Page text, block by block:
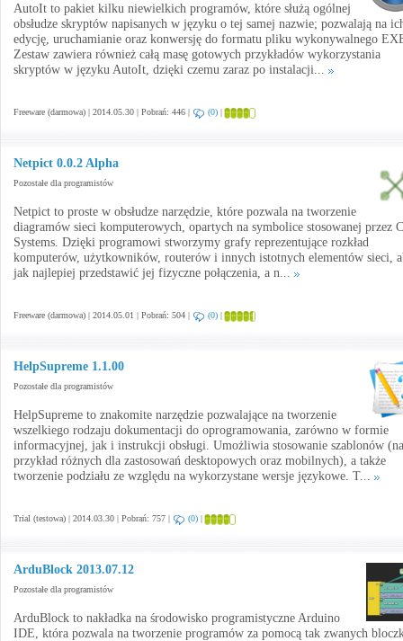
AutoIt to pakiet kilku niewielkich programów, które służą ogólnej
obsłudze skryptów napisanych w języku o tej samej nazwie; pozwalają na
edycję, uruchamianie oraz konwersję do formatu pliku wykonywalnego
Zestaw zawiera również całą masę gotowych przykładów wykorzystania
skryptów w języku AutoIt, dzięki czemu zaraz po instalacji...
Freeware (darmowa) | 2014.05.30 | Pobrań: 446 | (0) |
Netpict 0.0.2 Alpha
Pozostałe dla programistów
Netpict to proste w obsłudze narzędzie, które pozwala na tworzenie
diagramów sieci komputerowych, opartych na symbolice stosowanej przez
Systems. Dzięki programowi stworzymy grafy reprezentujące rozkład
komputerów, użytkowników, routerów i innych istotnych elementów sieci,
jak najlepiej przedstawić jej fizyczne połączenia, a n...
Freeware (darmowa) | 2014.05.01 | Pobrań: 504 | (0) |
HelpSupreme 1.1.00
Pozostałe dla programistów
HelpSupreme to znakomite narzędzie pozwalające na tworzenie
wszelkiego rodzaju dokumentacji do oprogramowania, zarówno w formie
informacyjnej, jak i instrukcji obsługi. Umożliwia stosowanie szablonów (na
przykład różnych dla zastosowań desktopowych oraz mobilnych), a także
tworzenie podziału ze względu na wykorzystane wersje językowe. T...
Trial (testowa) | 2014.03.30 | Pobrań: 757 | (0) |
ArduBlock 2013.07.12
Pozostałe dla programistów
ArduBlock to nakładka na środowisko programistyczne Arduino
IDE, która pozwala na tworzenie programów za pomocą tak zwanych